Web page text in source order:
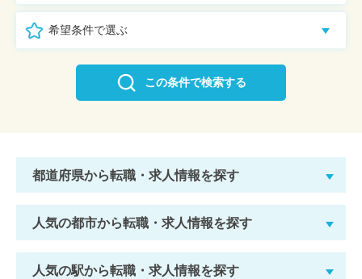
希望条件で選ぶ
この条件で検索する
都道府県から転職・求人情報を探す
人気の都市から転職・求人情報を探す
人気の駅から転職・求人情報を探す